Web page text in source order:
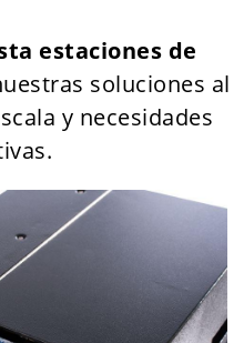
estaciones de
soluciones al
y necesidades